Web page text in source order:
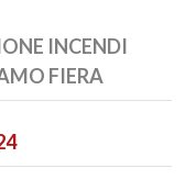
INCENDI
FIERA